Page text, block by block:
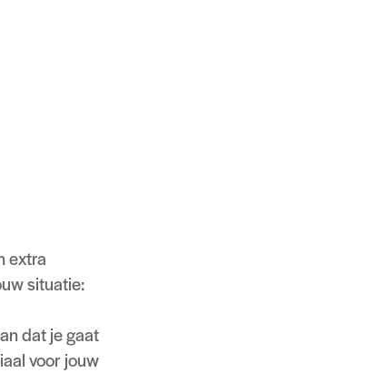
extra
situatie:
dat je gaat
voor jouw